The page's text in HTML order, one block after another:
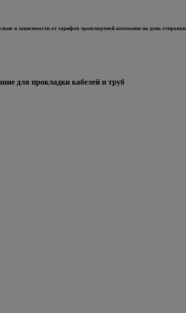
в зависимости от тарифов транспортной компании на день отправки
для прокладки кабелей и труб